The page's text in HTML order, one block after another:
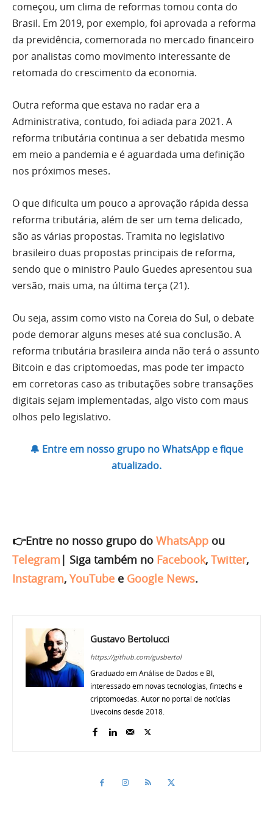
começou, um clima de reformas tomou conta do
Brasil. Em 2019, por exemplo, foi aprovada a reforma
da previdência, comemorada no mercado financeiro
por analistas como movimento interessante de
retomada do crescimento da economia.
Outra reforma que estava no radar era a
Administrativa, contudo, foi adiada para 2021. A
reforma tributária continua a ser debatida mesmo
em meio a pandemia e é aguardada uma definição
nos próximos meses.
O que dificulta um pouco a aprovação rápida dessa
reforma tributária, além de ser um tema delicado,
são as várias propostas. Tramita no legislativo
brasileiro duas propostas principais de reforma,
sendo que o ministro Paulo Guedes apresentou sua
versão, mais uma, na última terça (21).
Ou seja, assim como visto na Coreia do Sul, o debate
pode demorar alguns meses até sua conclusão. A
reforma tributária brasileira ainda não terá o assunto
Bitcoin e das criptomoedas, mas pode ter impacto
em corretoras caso as tributações sobre transações
digitais sejam implementadas, algo visto com maus
olhos pelo legislativo.
🔔 Entre em nosso grupo no WhatsApp e fique
atualizado.
👉Entre no nosso grupo do WhatsApp ou
Telegram | Siga também no Facebook, Twitter,
Instagram, YouTube e Google News.
Gustavo Bertolucci
https://github.com/gusbertol
Graduado em Análise de Dados e BI,
interessado em novas tecnologias, fintechs e
criptomoedas. Autor no portal de notícias
Livecoins desde 2018.